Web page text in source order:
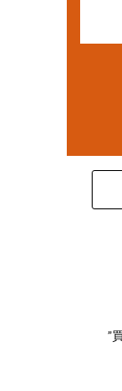
”